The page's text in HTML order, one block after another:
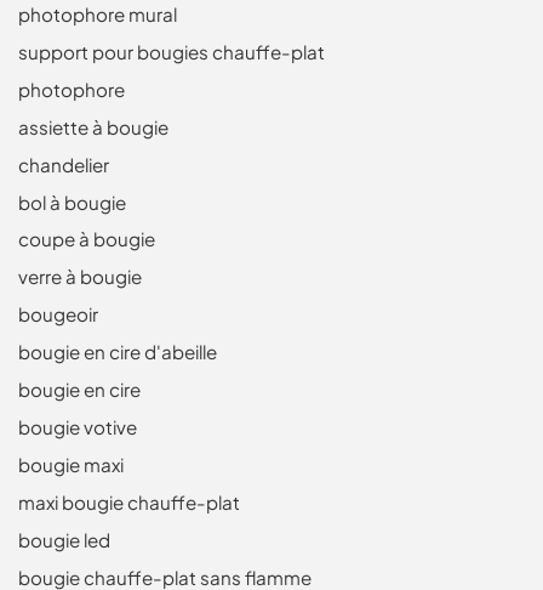
photophore mural
support pour bougies chauffe-plat
photophore
assiette à bougie
chandelier
bol à bougie
coupe à bougie
verre à bougie
bougeoir
bougie en cire d'abeille
bougie en cire
bougie votive
bougie maxi
maxi bougie chauffe-plat
bougie led
bougie chauffe-plat sans flamme